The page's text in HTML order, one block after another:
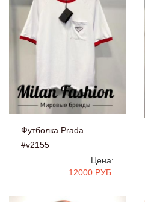
Футболка Prada
#v2155
Цена:
12000 РУБ.